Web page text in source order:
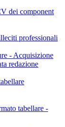
dei component
professionali
- Acquisizione
redazione
tabellare -